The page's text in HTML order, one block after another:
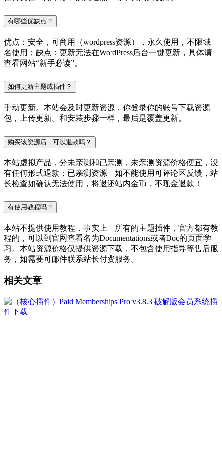
有哪些优缺点？
优点：安全，可商用（wordpress资源），永久使用，不限域
名使用；缺点：更新无法在WordPress后台一键更新，具体请
查看网站“新手必读”。
如何更新主题或插件？
手动更新。本站会及时更新资源，你登录你的账号下载资源
包，上传更新。和安装步骤一样，最后是覆盖更新。
购买该资源后，可以退款吗？
本站虚拟产品，分未亲测和已亲测，未亲测资源价格便宜，没
有任何形式退款；已亲测资源，如不能使用可评论区反馈，站
长检查如确认无法使用，将退还站内金币，不现金退款！
有使用教程吗？
本站不提供使用教程，事实上，所有的主题插件，官方都有教
程的，可以到官网查看名为Documentations或者Doc的页面学
习。本站资源价格仅提供资源下载，不包含使用指导等售后服
务，如需要可邮件联系站长付费服务。
相关文章